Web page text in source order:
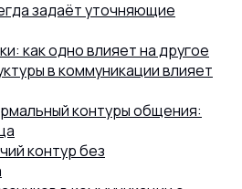
задаёт уточняющие
как одно влияет на другое
в коммуникации влияет
контуры общения:
контур без